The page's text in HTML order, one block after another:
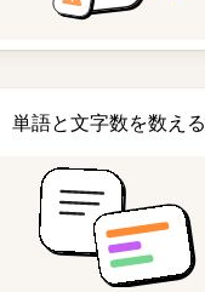
単語と文字数を数える